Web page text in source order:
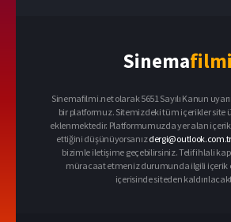
Sinemafilmi
Sinemafilmi.net olarak 5651 Sayılı Kanun
bir platformuz. Sitemizdeki tüm içerikler site
eklenmektedir. Platformumuzda yer alan
ettiğini düşünüyorsanızdergi@outlook.com.tr
bizimle iletişime geçebilirsiniz. Telif ihlali
müracaat etmeniz durumunda ilgili içerik
içerisinde siteden